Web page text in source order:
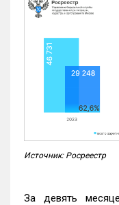
Источник: Росреестр
За девять